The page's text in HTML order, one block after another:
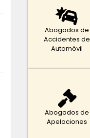
Abogados de
Accidentes de
Automóvil
Abogados de
Apelaciones